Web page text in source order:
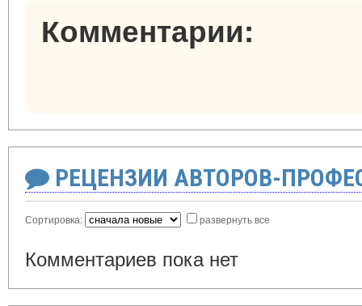
Комментарии:
РЕЦЕНЗИИ АВТОРОВ-
Сортировка: развернуть все
Комментариев пока нет